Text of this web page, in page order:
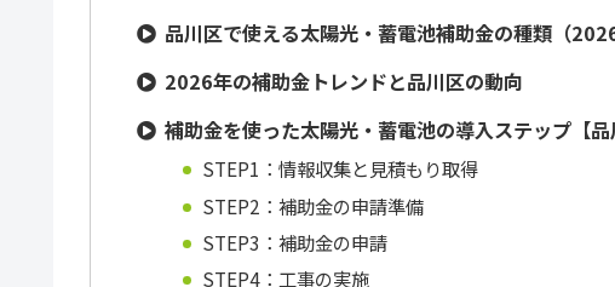
品川区で使える太陽光・蓄電池補助金の種類（2026
2026年の補助金トレンドと品川区の動向
補助金を使った太陽光・蓄電池の導入ステップ【品
STEP1：情報収集と見積もり取得
STEP2：補助金の申請準備
STEP3：補助金の申請
STEP4：工事の実施